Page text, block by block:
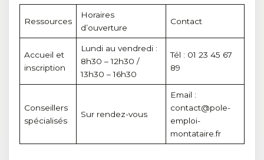
Ressources
Horaires
d’ouverture
Contact
Accueil et
inscription
Lundi au vendredi :
8h30 – 12h30 /
13h30 – 16h30
Tél : 01 23 45 67
89
Conseillers
spécialisés
Sur rendez-vous
Email :
contact@pole-
emploi-
montataire.fr